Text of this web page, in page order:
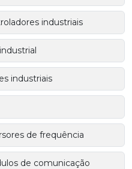
industriais
industriais
de frequência
de comunicação